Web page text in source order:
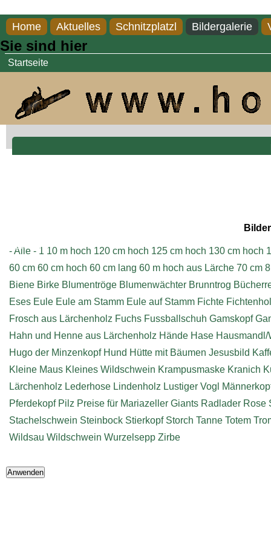
Home Aktuelles Schnitzplatzl Bildergalerie
Sie sind hier
Startseite
- Alle - 1 10 m hoch 120 cm hoch 125 cm hoch 130 cm hoch
60 cm 60 cm hoch 60 cm lang 60 m hoch aus Lärche 70 cm
Biene Birke Blumentröge Blumenwächter Brunntrog
Eses Eule Eule am Stamm Eule auf Stamm Fichte
Frosch aus Lärchenholz Fuchs Fussballschuh Gamskopf
Hahn und Henne aus Lärchenholz Hände Hase Hausmandl/
Hugo der Minzenkopf Hund Hütte mit Bäumen Jesusbild
Kleine Maus Kleines Wildschwein Krampusmaske Kranich
Lärchenholz Lederhose Lindenholz Lustiger Vogl
Pferdekopf Pilz Preise für Mariazeller Giants Radlader Rose
Stachelschwein Steinbock Stierkopf Storch Tanne Totem
Wildsau Wildschwein Wurzelsepp Zirbe
Impressum